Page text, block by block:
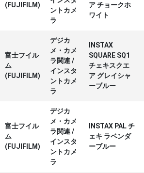
(FUJIFILM)
ントカメ
ラ
ア チョークホ
ワイト
富士フイル
ム
(FUJIFILM)
デジカ
メ・カメ
ラ関連/
インスタ
ントカメ
ラ
INSTAX
SQUARE SQ1
チェキスクエ
ア グレイシャ
ーブルー
富士フイル
ム
(FUJIFILM)
デジカ
メ・カメ
ラ関連/
インスタ
ントカメ
ラ
INSTAX PAL チ
ェキ ラベンダ
ーブルー